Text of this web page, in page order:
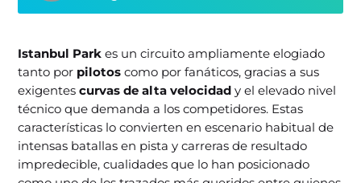
Istanbul Park es un circuito ampliamente elogiado
tanto por pilotos como por fanáticos, gracias a sus
exigentescurvas de alta velocidad y el elevado nivel
técnico que demanda a los competidores. Estas
características lo convierten en escenario habitual de
intensas batallas en pista y carreras de resultado
impredecible, cualidades que lo han posicionado